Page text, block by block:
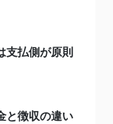
支払側が原則
と徴収の違い